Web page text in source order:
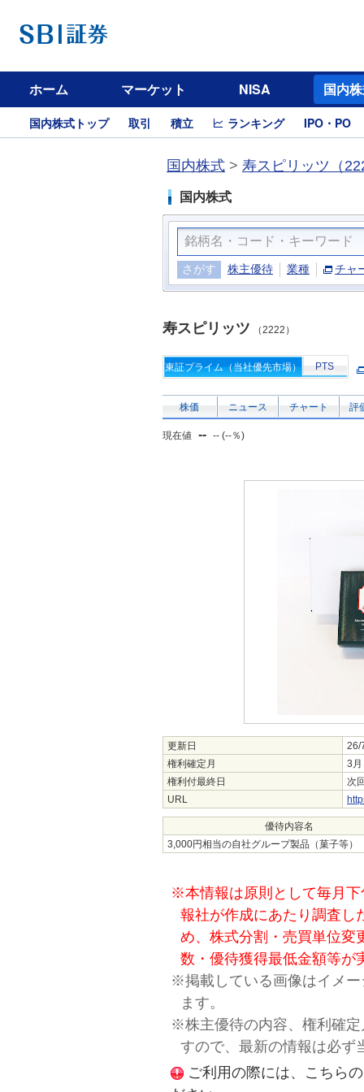
ホーム マーケット NISA 国内
国内株式トップ 取引 積立 ランキング IPO・PO
国内株式 > 寿スピリッツ（
国内株式
さがす 株主優待 業種 チャ
寿スピリッツ （2222）
東証プライム（当社優先市場） PTS
株価 ニュース チャート 評
現在値 -- -- (--％)
更新日
26/
権利確定月
3月
権利付最終日
次
URL
優待内容名
3,000円相当の自社グループ製品（菓子等）
※本情報は原則として毎月
報社が作成にあたり調査し
め、株式分割・売買単位変
数・優待獲得最低金額等が
※掲載している画像はイメ
ます。
※株主優待の内容、権利確
すので、最新の情報は必ず
ご利用の際には、こちら